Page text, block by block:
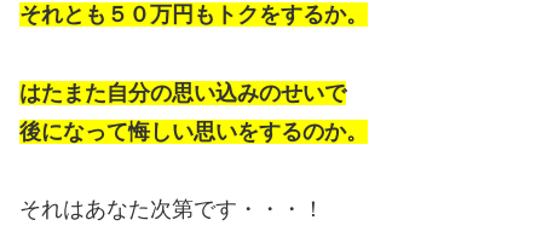
それとも５０万円もトクをするか。
はたまた自分の思い込みのせいで
後になって悔しい思いをするのか。
それはあなた次第です・・・！